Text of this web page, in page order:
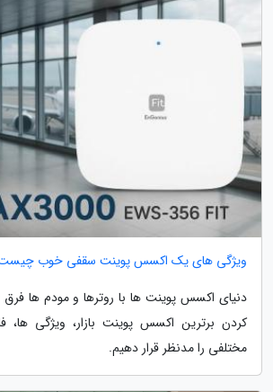
ویژگی های یک اکسس پوینت سقفی خوب
دنیای اکسس پوینت ها با روترها و مودم ها فرق
کردن برترین اکسس پوینت بازار، ویژگی ها،
مختلفی را مدنظر قرار دهیم.